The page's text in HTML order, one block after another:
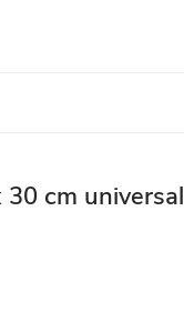
cm universal